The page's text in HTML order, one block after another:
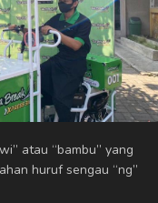
atau “bambu” yang
huruf sengau “ng”